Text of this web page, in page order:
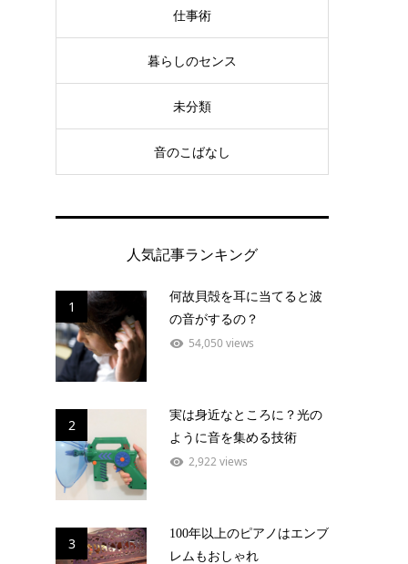
仕事術
暮らしのセンス
未分類
音のこばなし
人気記事ランキング
1
何故貝殻を耳に当てると波
の音がするの？
54,050 views
2
実は身近なところに？光の
ように音を集める技術
2,922 views
3
100年以上のピアノはエンブ
レムもおしゃれ